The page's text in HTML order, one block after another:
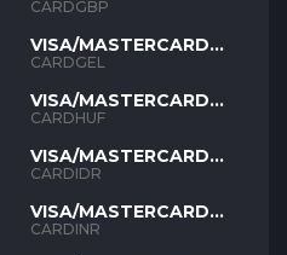
GBP
CARDGBP
VISA/MASTERCARD
GEL
CARDGEL
VISA/MASTERCARD
HUF
CARDHUF
VISA/MASTERCARD
IDR
CARDIDR
VISA/MASTERCARD
INR
CARDINR